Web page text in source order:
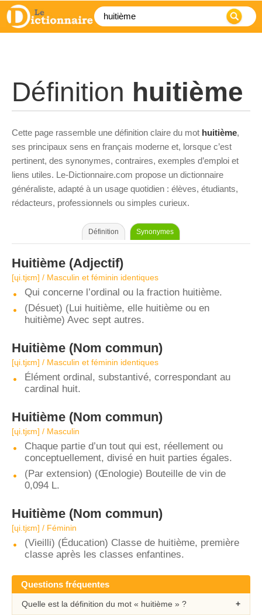
Définition huitième
Cette page rassemble une définition claire du mot huitième,
ses principaux sens en français moderne et, lorsque c’est
pertinent, des synonymes, contraires, exemples d’emploi et
liens utiles. Le-Dictionnaire.com propose un dictionnaire
généraliste, adapté à un usage quotidien : élèves, étudiants,
rédacteurs, professionnels ou simples curieux.
Définition Synonymes
Huitième (Adjectif)
[ɥi.tjɛm] / Masculin et féminin identiques
Qui concerne l’ordinal ou la fraction huitième.
(Désuet) (Lui huitième, elle huitième ou en
huitième) Avec sept autres.
Huitième (Nom commun)
[ɥi.tjɛm] / Masculin et féminin identiques
Élément ordinal, substantivé, correspondant au
cardinal huit.
Huitième (Nom commun)
[ɥi.tjɛm] / Masculin
Chaque partie d’un tout qui est, réellement ou
conceptuellement, divisé en huit parties égales.
(Par extension) (Œnologie) Bouteille de vin de
0,094 L.
Huitième (Nom commun)
[ɥi.tjɛm] / Féminin
(Vieilli) (Éducation) Classe de huitième, première
classe après les classes enfantines.
Questions fréquentes
Quelle est la définition du mot « huitième » ?